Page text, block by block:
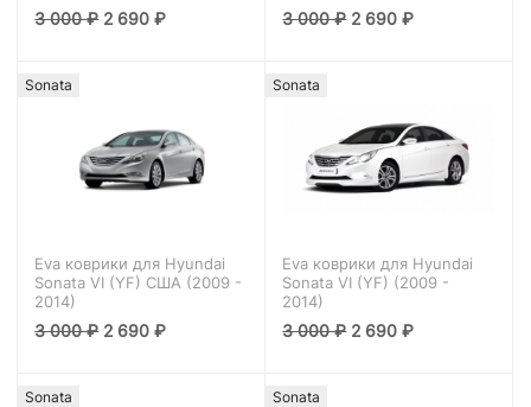
3 000₽ 2 690₽ 3 000₽ 2 690₽
Sonata
Eva коврики для Hyundai
Sonata VI (YF) США (2009 -
2014)
3 000₽ 2 690₽
Sonata
Eva коврики для Hyundai
Sonata VI (YF) (2009 -
2014)
3 000₽ 2 690₽
Sonata Sonata